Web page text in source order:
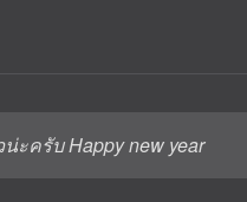
ะครับ Happy new year